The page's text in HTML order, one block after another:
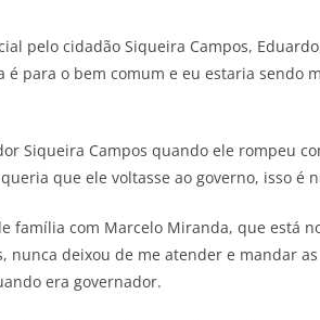
pelo cidadão Siqueira Campos,
para o bem comum e eu estaria sendo
Siqueira Campos quando ele rompeu
que ele voltasse ao governo, isso é
família com Marcelo Miranda, que está
nunca deixou de me atender e mandar
era governador.